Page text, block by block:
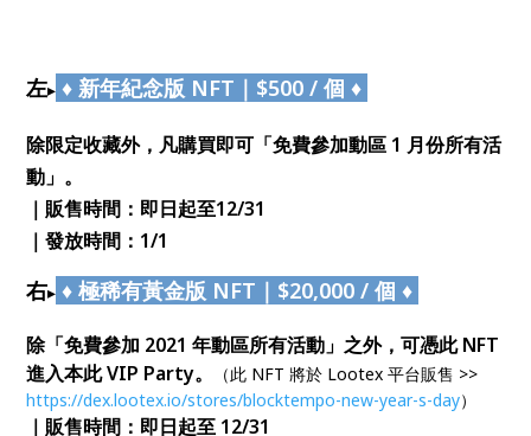
左▸ ♦ 新年紀念版 NFT｜$500 / 個 ♦
除限定收藏外，凡購買即可「免費參加動區 1 月份所有活
動」。
｜販售時間：即日起至12/31
｜發放時間：1/1
右▸ ♦ 極稀有黃金版 NFT｜$20,000 / 個♦
除「免費參加 2021 年動區所有活動」之外，可憑此 NFT
進入本此 VIP Party。
（此 NFT 將於 Lootex 平台販售 >>
https://dex.lootex.io/stores/blocktempo-new-year-s-day）
｜販售時間：即日起至 12/31